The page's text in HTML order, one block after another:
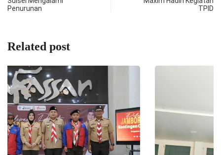
Penurunan
TPID
Related post